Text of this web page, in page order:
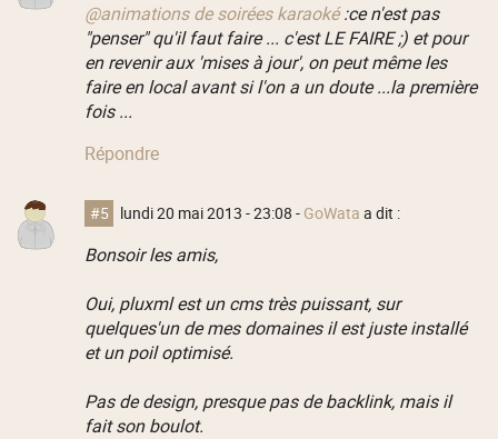
@animations de soirées karaoké:ce n'est pas
"penser" qu'il faut faire ... c'est LE FAIRE ;) et pour
en revenir aux 'mises à jour', on peut même les
faire en local avant si l'on a un doute ...la première
fois ...
Répondre
#5 lundi 20 mai 2013 - 23:08 - GoWata a dit :
Bonsoir les amis,
Oui, pluxml est un cms très puissant, sur
quelques'un de mes domaines il est juste installé
et un poil optimisé.
Pas de design, presque pas de backlink, mais il
fait son boulot.